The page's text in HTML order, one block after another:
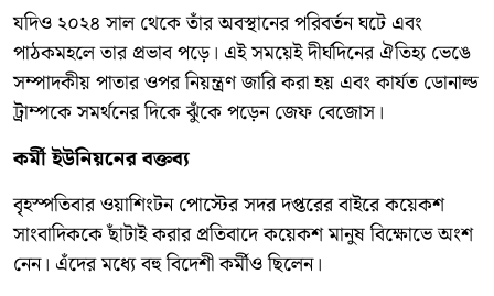
যদিও ২০২৪ সাল থেকে তাঁর অবস্থানের পরিবর্তন ঘটে এবং
পাঠকমহলে তার প্রভাব পড়ে। এই সময়েই দীর্ঘদিনের ঐতিহ্য ভেঙে
সম্পাদকীয় পাতার ওপর নিয়ন্ত্রণ জারি করা হয় এবং কার্যত ডোনাল্ড
ট্রাম্পকে সমর্থনের দিকে ঝুঁকে পড়েন জেফ বেজোস।
কর্মী ইউনিয়নের বক্তব্য
বৃহস্পতিবার ওয়াশিংটন পোস্টের সদর দপ্তরের বাইরে কয়েকশ
সাংবাদিককে ছাঁটাই করার প্রতিবাদে কয়েকশ মানুষ বিক্ষোভে অংশ
নেন। এঁদের মধ্যে বহু বিদেশী কর্মীও ছিলেন।